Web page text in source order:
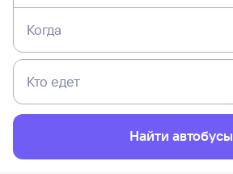
Когда
Кто едет
Найти автобусы